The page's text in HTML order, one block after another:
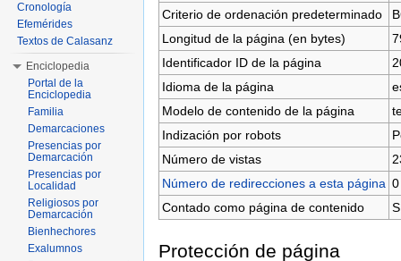
Criterio de ordenación predeterminado
Longitud de la página (en bytes)
Identificador ID de la página
Idioma de la página
Modelo de contenido de la página
Indización por robots
Número de vistas
Número de redirecciones a esta página 0
Contado como página de contenido
Protección de página
Cronología
Efemérides
Textos de Calasanz
Enciclopedia
Portal de la
Enciclopedia
Familia
Demarcaciones
Presencias por
Demarcación
Presencias por
Localidad
Religiosos por
Demarcación
Bienhechores
Exalumnos